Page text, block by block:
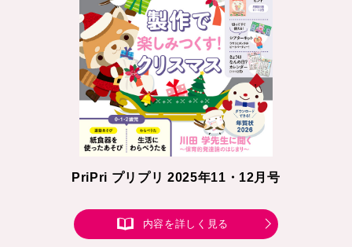
PriPri プリプリ 2025年11・12月号
内容を詳しく見る